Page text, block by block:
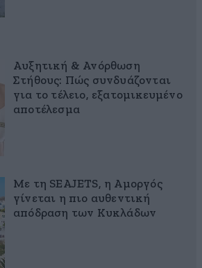
Αυξητική & Ανόρθωση
Στήθους: Πώς συνδυάζονται
για το τέλειο, εξατομικευμένο
αποτέλεσμα
Με τη SEAJETS, η Αμοργός
γίνεται η πιο αυθεντική
απόδραση των Κυκλάδων